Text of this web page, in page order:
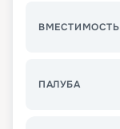
ВМЕСТИМОСТЬ
ПАЛУБА